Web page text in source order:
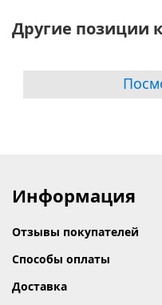
Другие позиции
Информация
Отзывы покупателей
Способы оплаты
Доставка